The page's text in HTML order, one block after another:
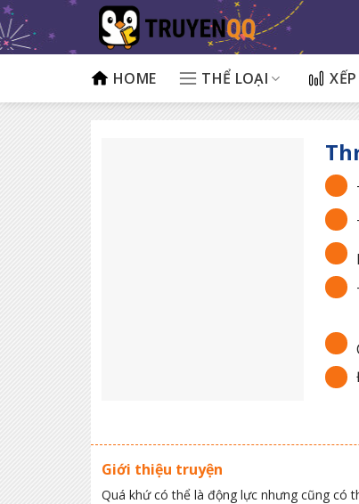
Bỏ
qua
nội
HOME THỂ LOẠI
Giới thiệu truyện
Quá khứ có thể là động lực nhưng cũng có